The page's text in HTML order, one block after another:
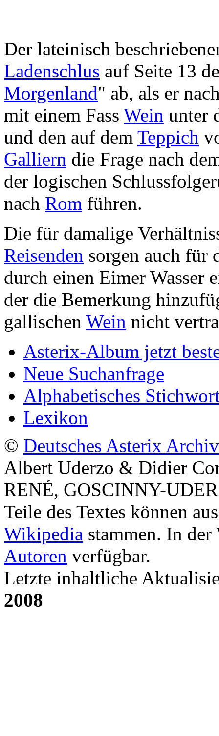
Der lateinisch
Ladenschlus auf Seite 13
Morgenland" ab, als er
mit einem Fass Wein unter
und den auf dem Teppich
Galliern die Frage nach
der logischen
nach Rom führen.
Die für damalige
Reisenden sorgen auch für
durch einen Eimer Wasser
der die Bemerkung
gallischen Wein nicht
Asterix-Album jetzt
Neue Suchanfrage
Alphabetisches
Lexikon
© Deutsches Asterix Archiv
Albert Uderzo & Didier
RENÉ, GOSCINNY-
Teile des Textes können
Wikipedia stammen. In
Autoren verfügbar.
Letzte inhaltliche
2008